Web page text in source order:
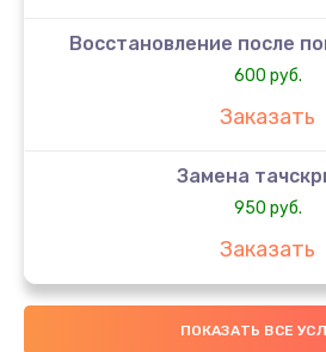
Восстановление после
600 руб.
Заказать
Замена
950 руб.
Заказать
Замена
710 руб.
ПОКАЗАТЬ ВСЕ